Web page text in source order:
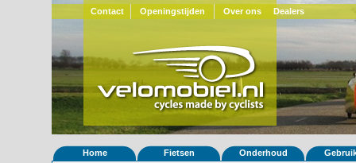
Contact Openingstijden Over ons Dealers
Home Fietsen Onderhoud